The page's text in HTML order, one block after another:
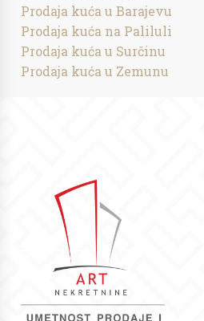
Prodaja kuća u Barajevu
Prodaja kuća na Paliluli
Prodaja kuća u Surčinu
Prodaja kuća u Zemunu